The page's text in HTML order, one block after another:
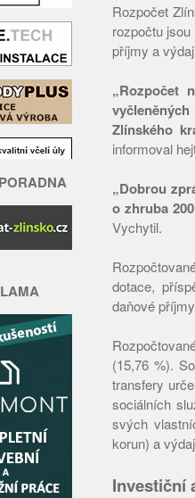
Rozpočet
rozpočtu
příjmy a
„Rozpočet
Zlínského
informoval
„Dobrou
o zhruba
Vychytil.
dotace,
daňové
(15,76 %).
transfery
sociálních
svých
korun) a
Investiční